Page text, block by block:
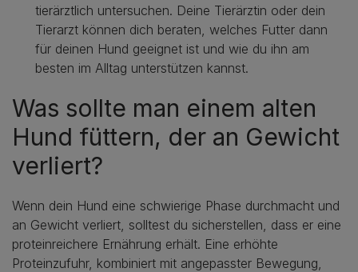
tierärztlich untersuchen. Deine Tierärztin oder dein
Tierarzt können dich beraten, welches Futter dann
für deinen Hund geeignet ist und wie du ihn am
besten im Alltag unterstützen kannst.
Was sollte man einem alten
Hund füttern, der an Gewicht
verliert?
Wenn dein Hund eine schwierige Phase durchmacht und
an Gewicht verliert, solltest du sicherstellen, dass er eine
proteinreichere Ernährung erhält. Eine erhöhte
Proteinzufuhr, kombiniert mit angepasster Bewegung,